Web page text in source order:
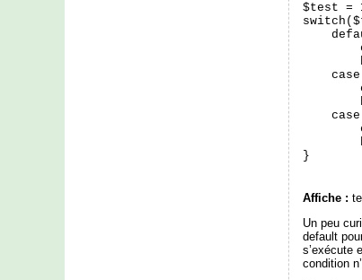
$test =
case
case
}
Affiche :
Un peu
default
s’exécute
condition